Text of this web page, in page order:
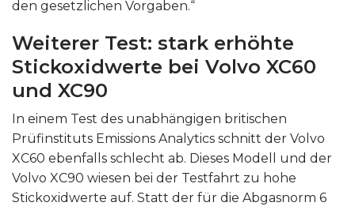
den gesetzlichen Vorgaben.“
Weiterer Test: stark erhöhte
Stickoxidwerte bei Volvo XC60
und XC90
In einem Test des unabhängigen britischen
Prüfinstituts Emissions Analytics schnitt der Volvo
XC60 ebenfalls schlecht ab. Dieses Modell und der
Volvo XC90 wiesen bei der Testfahrt zu hohe
Stickoxidwerte auf. Statt der für die Abgasnorm 6